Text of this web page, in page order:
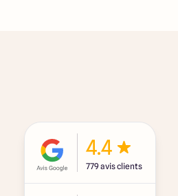
4.4
779 avis clients